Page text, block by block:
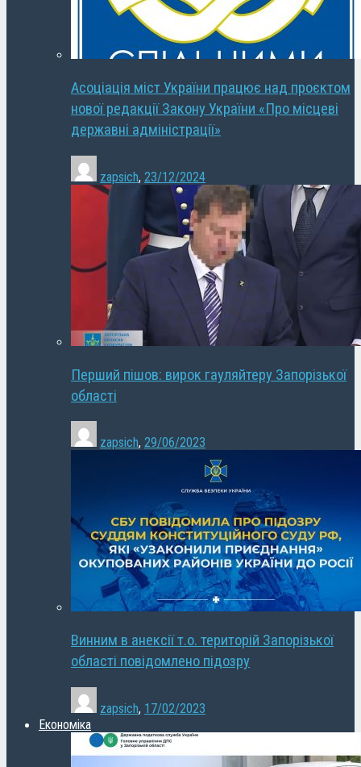
Асоціація міст України працює над проєктом
нової редакції Закону України «Про місцеві
державні адміністрації»
zapsich, 23/12/2024
Перший пішов: вирок гауляйтеру Запорізької
області
zapsich, 29/06/2023
Винним в анексії т.о. територій Запорізької
області повідомлено підозру
zapsich, 17/02/2023
Економіка